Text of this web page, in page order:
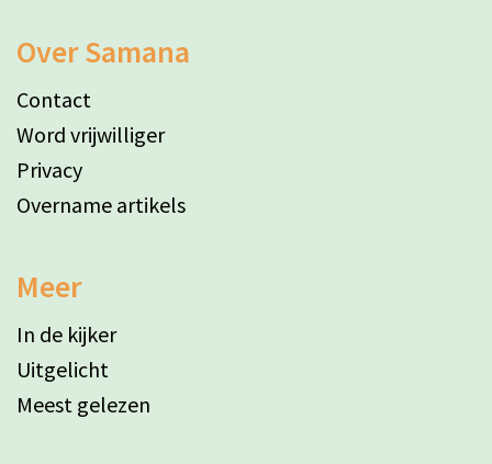
Over Samana
Contact
Word vrijwilliger
Privacy
Overname artikels
Meer
In de kijker
Uitgelicht
Meest gelezen